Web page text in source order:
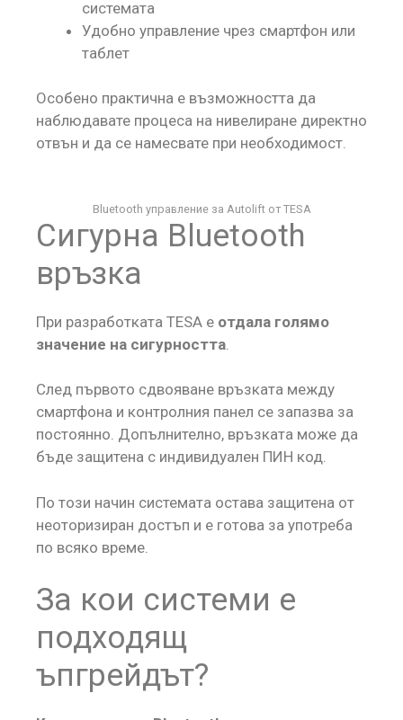
системата
Удобно управление чрез смартфон или
таблет
Особено практична е възможността да
наблюдавате процеса на нивелиране директно
отвън и да се намесвате при необходимост.
Bluetooth управление за Autolift от TESA
Сигурна Bluetooth
връзка
При разработката TESA е отдала голямо
значение на сигурността
След първото сдвояване връзката между
смартфона и контролния панел се запазва за
постоянно. Допълнително, връзката може да
бъде защитена с индивидуален ПИН код.
По този начин системата остава защитена от
неоторизиран достъп и е готова за употреба
по всяко време.
За кои системи е
подходящ
ъпгрейдът?